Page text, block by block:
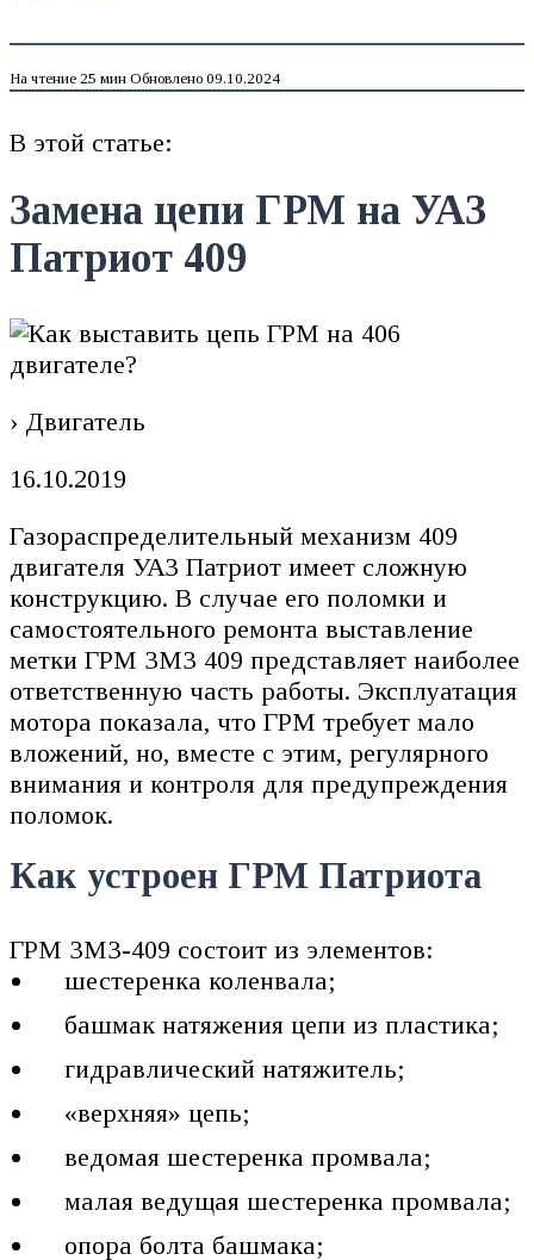
На чтение 25 мин Обновлено 09.10.2024
В этой статье:
Замена цепи ГРМ на УАЗ
Патриот 409
› Двигатель
16.10.2019
Газораспределительный механизм 409
двигателя УАЗ Патриот имеет сложную
конструкцию. В случае его поломки и
самостоятельного ремонта выставление
метки ГРМ ЗМЗ 409 представляет наиболее
ответственную часть работы. Эксплуатация
мотора показала, что ГРМ требует мало
вложений, но, вместе с этим, регулярного
внимания и контроля для предупреждения
поломок.
Как устроен ГРМ Патриота
ГРМ ЗМЗ-409 состоит из элементов:
шестеренка коленвала;
башмак натяжения цепи из пластика;
гидравлический натяжитель;
«верхняя» цепь;
ведомая шестеренка промвала;
малая ведущая шестеренка промвала;
опора болта башмака;